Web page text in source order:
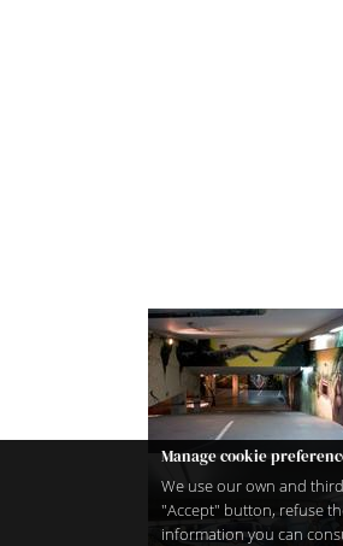
Manage cookie
We use our own and
"Accept" button, refuse
information you can